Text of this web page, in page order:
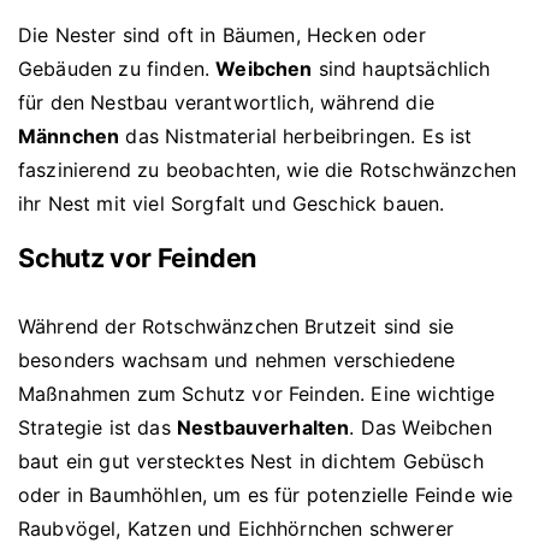
Die Nester sind oft in Bäumen, Hecken oder
Gebäuden zu finden.Weibchen sind hauptsächlich
für den Nestbau verantwortlich, während die
Männchen das Nistmaterial herbeibringen. Es ist
faszinierend zu beobachten, wie die Rotschwänzchen
ihr Nest mit viel Sorgfalt und Geschick bauen.
Schutz vor Feinden
Während der Rotschwänzchen Brutzeit sind sie
besonders wachsam und nehmen verschiedene
Maßnahmen zum Schutz vor Feinden. Eine wichtige
Strategie ist das Nestbauverhalten. Das Weibchen
baut ein gut verstecktes Nest in dichtem Gebüsch
oder in Baumhöhlen, um es für potenzielle Feinde wie
Raubvögel, Katzen und Eichhörnchen schwerer